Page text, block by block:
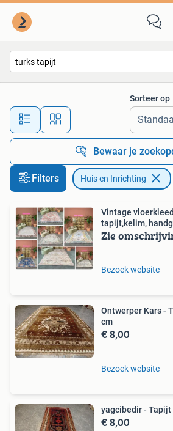
Alle afstanden…
Sorteer op
Bewaar je
Filters Huis en Inrichting
Vintage
tapijt,kelim,
Zie
Bezoek website
Ontwerper Kars -
cm
€ 8,00
Bezoek website
yagcibedir - Tapijt
€ 8,00